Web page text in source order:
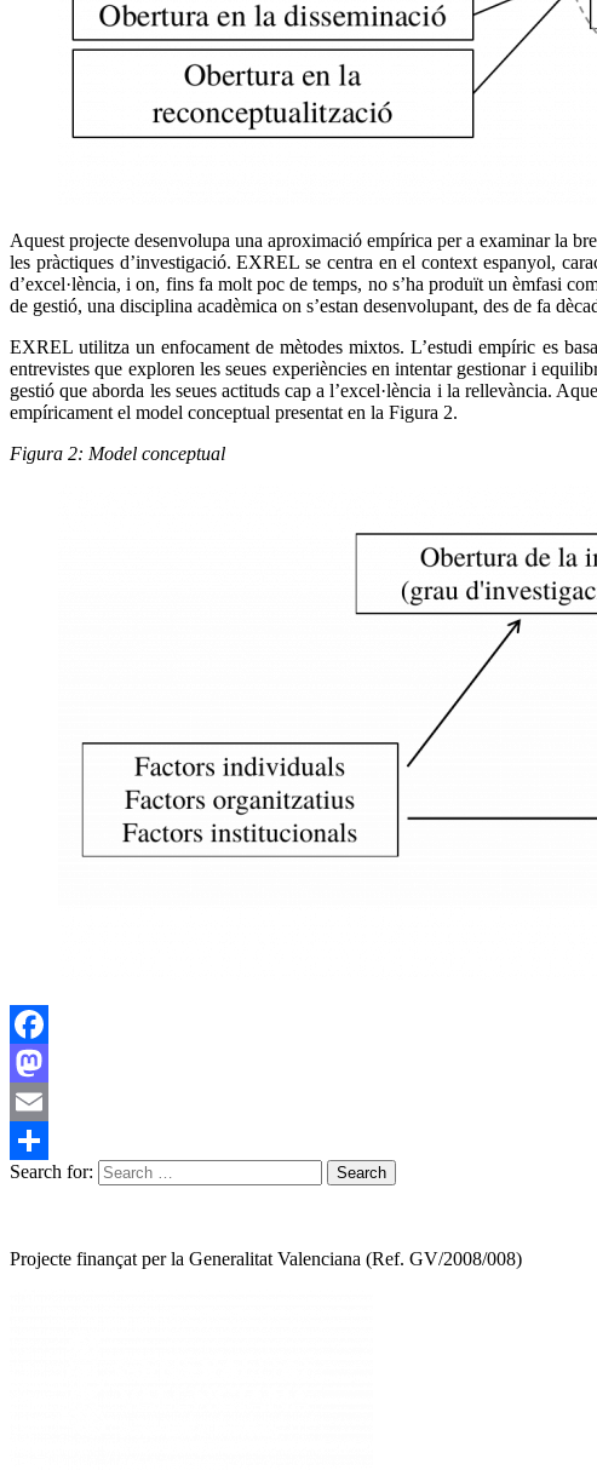
Aquest projecte desenvolupa una aproximació empírica per a examinar la
les pràctiques d’investigació. EXREL se centra en el context espanyol,
d’excel·lència, i on, fins fa molt poc de temps, no s’ha produït un èmfasi
de gestió, una disciplina acadèmica on s’estan desenvolupant, des de fa
EXREL utilitza un enfocament de mètodes mixtos. L’estudi empíric es
entrevistes que exploren les seues experiències en intentar gestionar i
gestió que aborda les seues actituds cap a l’excel·lència i la rellevància.
empíricament el model conceptual presentat en la Figura 2.
Figura 2: Model conceptual
Facebook
Mastodon
Email
Share
Search for:
Projecte finançat per la Generalitat Valenciana (Ref. GV/2008/008)